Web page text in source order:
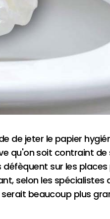
de jeter le papier
qu'on soit contraint
sur les
selon les spécialistes
beaucoup plus